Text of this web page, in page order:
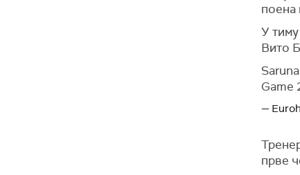
поена
У
Вито
Game
—
прве